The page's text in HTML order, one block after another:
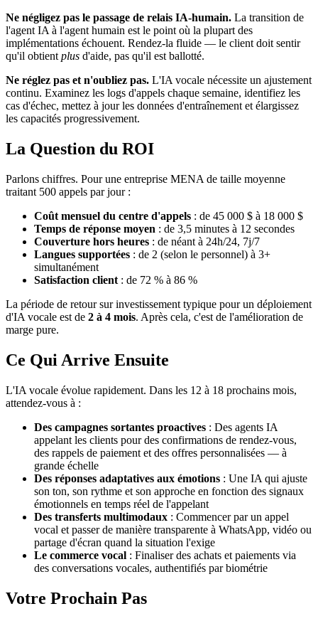
Ne négligez pas le passage de relais IA-humain. La transition de
l'agent IA à l'agent humain est le point où la plupart des
implémentations échouent. Rendez-la fluide — le client doit sentir
qu'il obtient plus d'aide, pas qu'il est ballotté.
Ne réglez pas et n'oubliez pas. L'IA vocale nécessite un ajustement
continu. Examinez les logs d'appels chaque semaine, identifiez les
cas d'échec, mettez à jour les données d'entraînement et élargissez
les capacités progressivement.
La Question du ROI
Parlons chiffres. Pour une entreprise MENA de taille moyenne
traitant 500 appels par jour :
Coût mensuel du centre d'appels : de 45 000 $ à 18 000 $
Temps de réponse moyen : de 3,5 minutes à 12 secondes
Couverture hors heures : de néant à 24h/24, 7j/7
Langues supportées : de 2 (selon le personnel) à 3+
simultanément
Satisfaction client : de 72 % à 86 %
La période de retour sur investissement typique pour un déploiement
d'IA vocale est de 2 à 4 mois. Après cela, c'est de l'amélioration de
marge pure.
Ce Qui Arrive Ensuite
L'IA vocale évolue rapidement. Dans les 12 à 18 prochains mois,
attendez-vous à :
Des campagnes sortantes proactives : Des agents IA
appelant les clients pour des confirmations de rendez-vous,
des rappels de paiement et des offres personnalisées — à
grande échelle
Des réponses adaptatives aux émotions : Une IA qui ajuste
son ton, son rythme et son approche en fonction des signaux
émotionnels en temps réel de l'appelant
Des transferts multimodaux : Commencer par un appel
vocal et passer de manière transparente à WhatsApp, vidéo ou
partage d'écran quand la situation l'exige
Le commerce vocal : Finaliser des achats et paiements via
des conversations vocales, authentifiés par biométrie
Votre Prochain Pas